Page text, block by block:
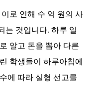
이로 인해 수 억 원의 사
는 것입니다.하루 일
알고 돈을 뽑아 다른
학생들이 하루아침에
에 따라 실형 선고를